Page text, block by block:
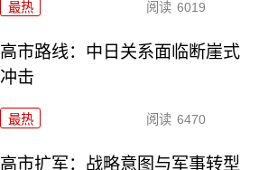
最热 阅读 6019
高市路线：中日关系面临断崖式
冲击
最热 阅读 6470
高市扩军：战略意图与军事转型